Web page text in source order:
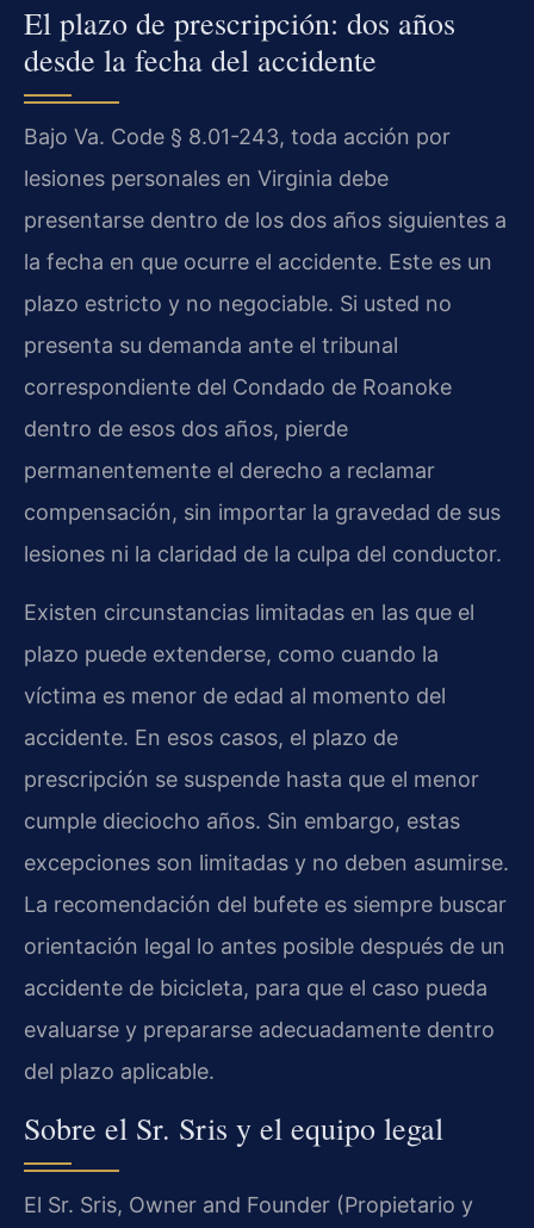
El plazo de prescripción: dos años
desde la fecha del accidente
Bajo Va. Code § 8.01-243, toda acción por
lesiones personales en Virginia debe
presentarse dentro de los dos años siguientes a
la fecha en que ocurre el accidente. Este es un
plazo estricto y no negociable. Si usted no
presenta su demanda ante el tribunal
correspondiente del Condado de Roanoke
dentro de esos dos años, pierde
permanentemente el derecho a reclamar
compensación, sin importar la gravedad de sus
lesiones ni la claridad de la culpa del conductor.
Existen circunstancias limitadas en las que el
plazo puede extenderse, como cuando la
víctima es menor de edad al momento del
accidente. En esos casos, el plazo de
prescripción se suspende hasta que el menor
cumple dieciocho años. Sin embargo, estas
excepciones son limitadas y no deben asumirse.
La recomendación del bufete es siempre buscar
orientación legal lo antes posible después de un
accidente de bicicleta, para que el caso pueda
evaluarse y prepararse adecuadamente dentro
del plazo aplicable.
Sobre el Sr. Sris y el equipo legal
El Sr. Sris, Owner and Founder (Propietario y